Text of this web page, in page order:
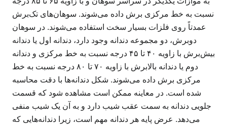
نسبت به خط مرکزی برش داده می‌شوند. سوهان‌های تک‌برش
عمدتاً روی فلزات بسیار سخت استفاده می‌شوند. در سوهان
دوبرش، دو مجموعه دندانه وجود دارد، دندانه اول یا دندانه
بیش‌برش با زاویه ۴۰ تا ۴۵ درجه نسبت به خط مرکزی و دندانه
دوم یا دندانه بالا‌برش با زاویه ۷۰ تا ۸۰ درجه نسبت به خط
مرکزی برش داده می‌شوند. شکل دندانه‌ها با دقت محاسبه
شده است. در معاینه ممکن است مشاهده شود که قسمت
جلویی دندانه به سمت عقب شیب دارد و به آن یک شیب منفی
می‌دهد. عرض پایه هر دندانه مهم است، زیرا دندانه‌هایی که